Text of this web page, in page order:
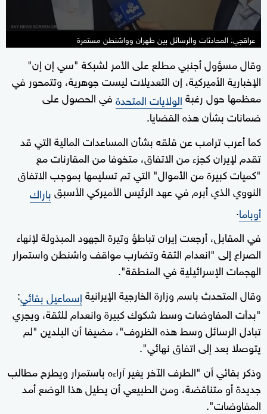
عراقجي: المحادثات والرسائل بين طهران وواشنطن مستمرة
وقال مسؤول أجنبي مطلع على الأمر لشبكة "سي إن إن"
الإخبارية الأميركية، إن التعديلات ليست جوهرية، وتتمحور في
معظمها حول رغبةالولايات المتحدةفي الحصول على
ضمانات بشأن هذه القضايا.
كما أعرب ترامب عن قلقه بشأن المساعدات المالية التي قد
تقدم لإيران كجزء من الاتفاق، متخوفا من المقارنات مع
"كميات كبيرة من الأموال" التي تم تسليمها بموجب الاتفاق
النووي الذي أبرم في عهد الرئيس الأميركي الأسبقباراك
أوباما.
في المقابل، أرجعت إيران تباطؤ وتيرة الجهود المبذولة لإنهاء
الصراع إلى "انعدام الثقة وتضارب مواقف واشنطن واستمرار
الهجمات الإسرائيلية ⁠في المنطقة".
وقال المتحدث باسم وزارة الخارجية الإيرانيةإسماعيل بقائي:
"بدأت المفاوضات وسط شكوك كبيرة وانعدام للثقة، ويجري
تبادل الرسائل وسط هذه الظروف"، مضيفا أن البلدين "لم
يتوصلا بعد إلى اتفاق نهائي".
وذكر بقائي أن "الطرف الآخر يغير آراءه باستمرار ويطرح مطالب
جديدة أو متناقضة، ومن الطبيعي ‌أن يطيل هذا الوضع أمد
المفاوضات".